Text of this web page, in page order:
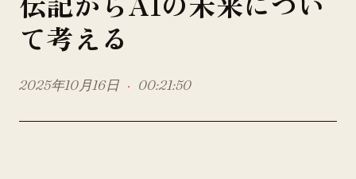
て考える
2025年10月16日 · 00:21:50